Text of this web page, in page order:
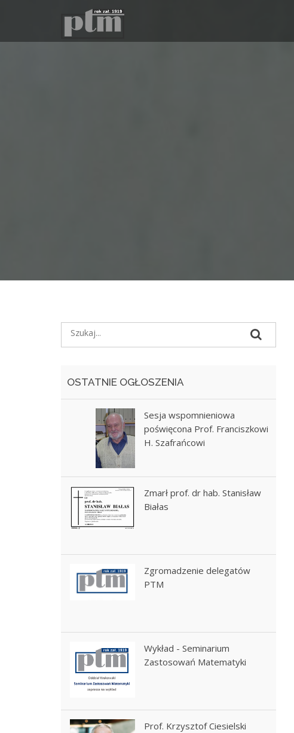
OSTATNIE OGŁOSZENIA
Sesja wspomnieniowa
poświęcona Prof. Franciszkowi
H. Szafrańcowi
Zmarł prof. dr hab. Stanisław
Białas
Zgromadzenie delegatów
PTM
Wykład - Seminarium
Zastosowań Matematyki
Prof. Krzysztof Ciesielski